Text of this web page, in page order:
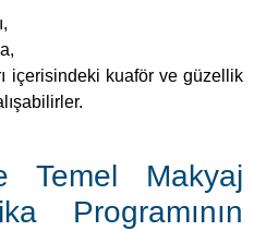
içerisindeki kuaför ve güzellik
Temel Makyaj
Programının